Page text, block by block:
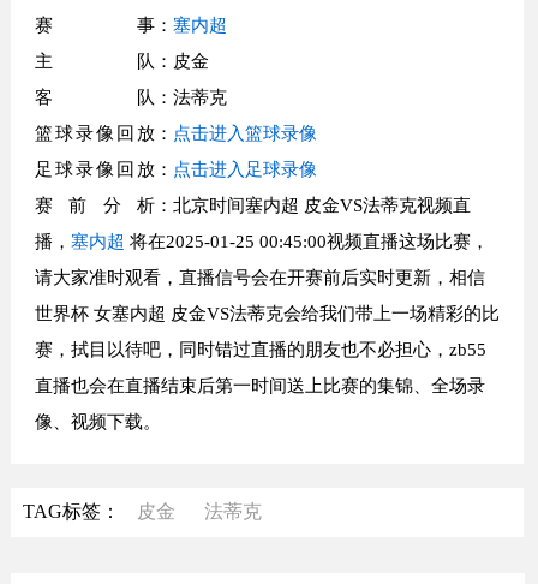
赛事： 塞内超
主队 ：皮金
客队 ：法蒂克
篮球录像回放： 点击进入篮球录像
足球录像回放： 点击进入足球录像
赛前分析：北京时间塞内超 皮金VS法蒂克视频直
播， 塞内超 将在2025-01-25 00:45:00视频直播这场比赛，
请大家准时观看，直播信号会在开赛前后实时更新，相信
世界杯 女塞内超 皮金VS法蒂克会给我们带上一场精彩的比
赛，拭目以待吧，同时错过直播的朋友也不必担心，zb55
直播也会在直播结束后第一时间送上比赛的集锦、全场录
像、视频下载。
TAG标签： 皮金 法蒂克